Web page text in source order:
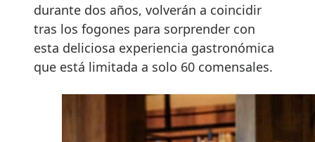
durante dos años, volverán a coincidir
tras los fogones para sorprender con
esta deliciosa experiencia gastronómica
que está limitada a solo 60 comensales.